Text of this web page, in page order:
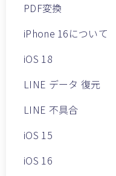
PDF変換
iPhone 16について
iOS 18
LINE データ 復元
LINE 不具合
iOS 15
iOS 16